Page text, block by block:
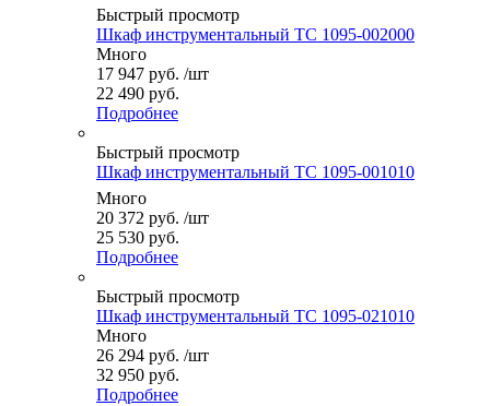
Быстрый просмотр
Шкаф инструментальный ТС 1095-002000
Много
17 947 руб. /шт
22 490 руб.
Подробнее
Быстрый просмотр
Шкаф инструментальный ТС 1095-001010
Много
20 372 руб. /шт
25 530 руб.
Подробнее
Быстрый просмотр
Шкаф инструментальный ТС 1095-021010
Много
26 294 руб. /шт
32 950 руб.
Подробнее